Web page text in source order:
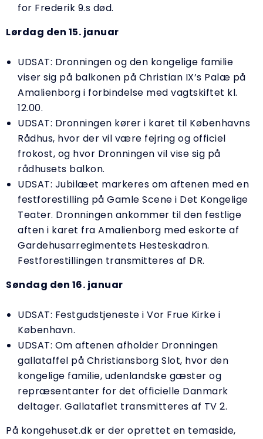
for Frederik 9.s død.
Lørdag den 15. januar
UDSAT: Dronningen og den kongelige familie
viser sig på balkonen på Christian IX’s Palæ på
Amalienborg i forbindelse med vagtskiftet kl.
12.00.
UDSAT: Dronningen kører i karet til Københavns
Rådhus, hvor der vil være fejring og officiel
frokost, og hvor Dronningen vil vise sig på
rådhusets balkon.
UDSAT: Jubilæet markeres om aftenen med en
festforestilling på Gamle Scene i Det Kongelige
Teater. Dronningen ankommer til den festlige
aften i karet fra Amalienborg med eskorte af
Gardehusarregimentets Hesteskadron.
Festforestillingen transmitteres af DR.
Søndag den 16. januar
UDSAT: Festgudstjeneste i Vor Frue Kirke i
København.
UDSAT: Om aftenen afholder Dronningen
gallataffel på Christiansborg Slot, hvor den
kongelige familie, udenlandske gæster og
repræsentanter for det officielle Danmark
deltager. Gallataflet transmitteres af TV 2.
På kongehuset.dk er der oprettet en temaside,